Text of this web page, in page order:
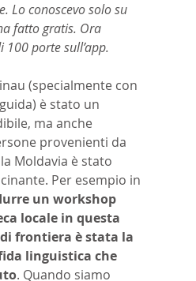
Lo conoscevo solo su
fatto gratis. Ora
porte sull’app.
(specialmente con
è stato un
ma anche
provenienti da
Moldavia è stato
Per esempio in
un workshop
locale in questa
frontiera è stata la
linguistica che
. Quando siamo